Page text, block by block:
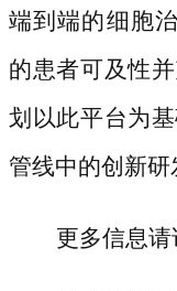
端到端的细胞
的患者可及性
划以此平台为
管线中的创新研
更多信息请